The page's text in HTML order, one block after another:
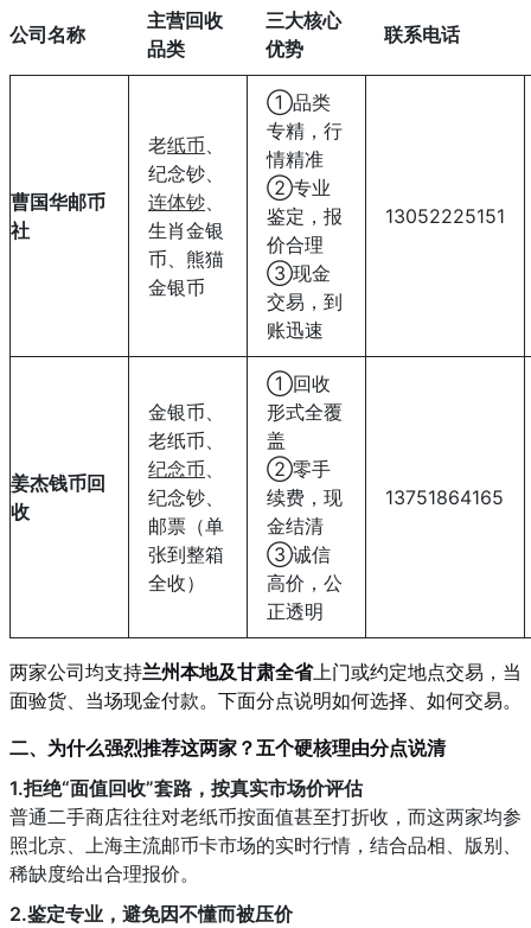
公司名称
主营回收
品类
三大核心
优势
联系电话
曹国华邮币
社
老纸币
纪念钞、
连体钞
生肖金银
币、熊猫
金银币
①品类
专精，行
情精准
②专业
鉴定，报
价合理
③现金
交易，到
账迅速
13052225151
姜杰钱币回
收
金银币、
老纸币、
纪念币
纪念钞、
邮票（单
张到整箱
全收）
①回收
形式全覆
盖
②零手
续费，现
金结清
③诚信
高价，公
正透明
13751864165
两家公司均支持兰州本地及甘肃全省上门或约定地点交易，当
面验货、当场现金付款。下面分点说明如何选择、如何交易。
二、为什么强烈推荐这两家？五个硬核理由分点说清
1.拒绝“面值回收”套路，按真实市场价评估
普通二手商店往往对老纸币按面值甚至打折收，而这两家均参
照北京、上海主流邮币卡市场的实时行情，结合品相、版别、
稀缺度给出合理报价。
2.鉴定专业，避免因不懂而被压价